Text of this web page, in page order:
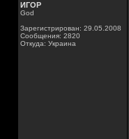
ИГОР
God
Зарегистрирован: 29.05.2008
Сообщения: 2820
Откуда: Украина